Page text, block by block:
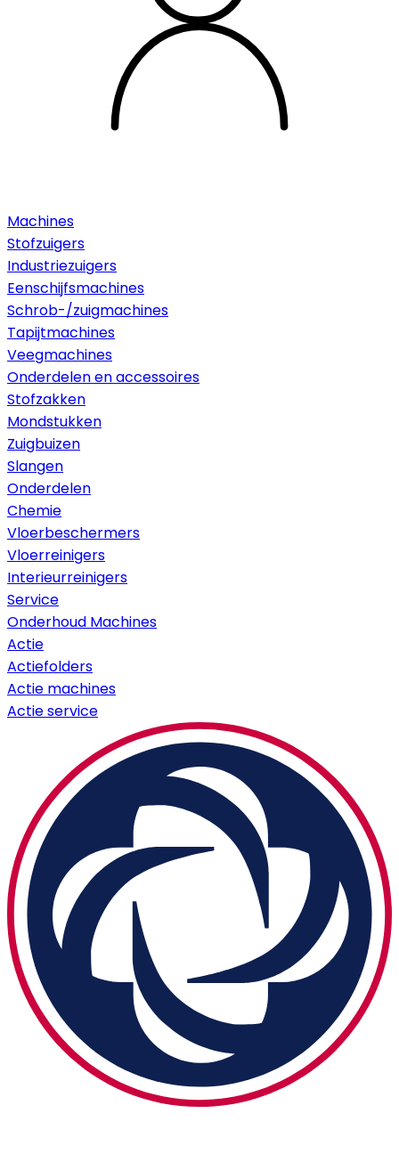
Machines
Stofzuigers
Industriezuigers
Eenschijfsmachines
Schrob-/zuigmachines
Tapijtmachines
Veegmachines
Onderdelen en accessoires
Stofzakken
Mondstukken
Zuigbuizen
Slangen
Onderdelen
Chemie
Vloerbeschermers
Vloerreinigers
Interieurreinigers
Service
Onderhoud Machines
Actie
Actiefolders
Actie machines
Actie service